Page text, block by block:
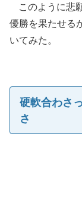
このように悲
優勝を果たせる
いてみた。
硬軟合わさ
さ